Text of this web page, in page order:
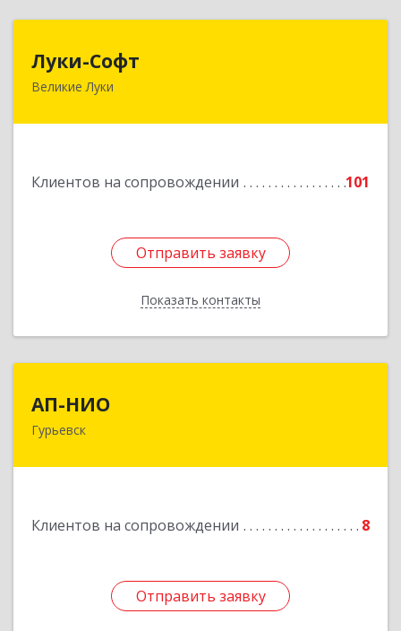
Луки-Софт
Великие Луки
Клиентов на сопровождении 101
Отправить заявку
Показать контакты
182113, Псковская обл, Великие Луки г,
Отправить заявку
Назад
АП-НИО
Гурьевск
Клиентов на сопровождении 8
Отправить заявку
238300 Калининградская обл, Гурьевск г,
Отправить заявку